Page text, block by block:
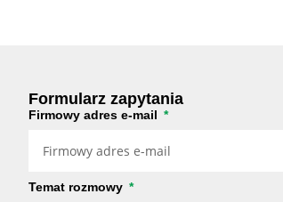
Formularz zapytania
Firmowy adres e-mail
Temat rozmowy